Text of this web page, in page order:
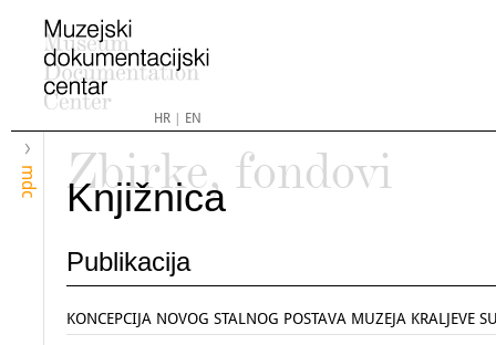
HR| EN
mdc
Zbirke, fondovi
Knjižnica
Publikacija
KONCEPCIJA NOVOG STALNOG POSTAVA MUZEJA KRALJEVE